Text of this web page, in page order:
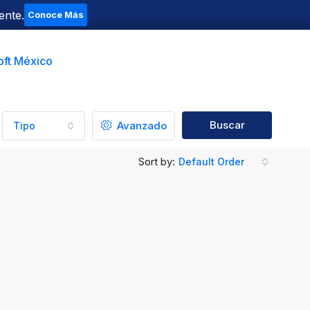
Conoce Más
México
Tipo Avanzado Buscar
Sort by: Default Order